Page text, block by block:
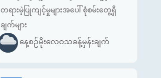
တရားမဲ့ပြုကျင့်မှုများအပေါ် စုံစမ်းတွေ့ရှိ
ချက်များ
နေ့စဉ်မိုးလေဝသခန့်မှန်းချက်